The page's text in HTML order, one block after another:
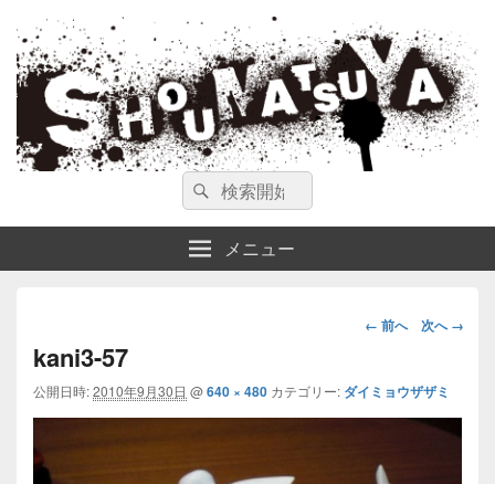
ガンスミス 庄松屋
庄松屋は様々なガンスミスを 製作途中や動画を交えて公開しています。
検
索
対
象:
検
索
メニュー
画
ビ
ゲ
シ
← 前へ 次へ →
kani3-57
公開日時:2010年9月30日 @640 × 480 カテゴリー: ダイミョウザザミ